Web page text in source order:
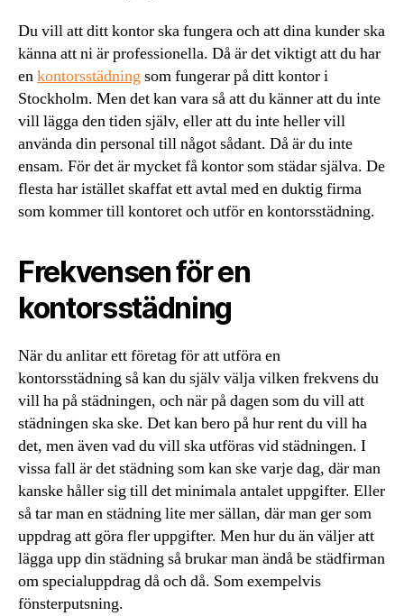
Du vill att ditt kontor ska fungera och att dina kunder ska
känna att ni är professionella. Då är det viktigt att du har
enkontorsstädningsom fungerar på ditt kontor i
Stockholm. Men det kan vara så att du känner att du inte
vill lägga den tiden själv, eller att du inte heller vill
använda din personal till något sådant. Då är du inte
ensam. För det är mycket få kontor som städar själva. De
flesta har istället skaffat ett avtal med en duktig firma
som kommer till kontoret och utför en kontorsstädning.
Frekvensen för en
kontorsstädning
När du anlitar ett företag för att utföra en
kontorsstädning så kan du själv välja vilken frekvens du
vill ha på städningen, och när på dagen som du vill att
städningen ska ske. Det kan bero på hur rent du vill ha
det, men även vad du vill ska utföras vid städningen. I
vissa fall är det städning som kan ske varje dag, där man
kanske håller sig till det minimala antalet uppgifter. Eller
så tar man en städning lite mer sällan, där man ger som
uppdrag att göra fler uppgifter. Men hur du än väljer att
lägga upp din städning så brukar man ändå be städfirman
om specialuppdrag då och då. Som exempelvis
fönsterputsning.